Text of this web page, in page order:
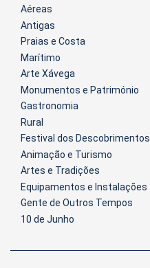
Aéreas
Antigas
Praias e Costa
Marítimo
Arte Xávega
Monumentos e Património
Gastronomia
Rural
Festival dos Descobrimentos
Animação e Turismo
Artes e Tradições
Equipamentos e Instalações
Gente de Outros Tempos
10 de Junho